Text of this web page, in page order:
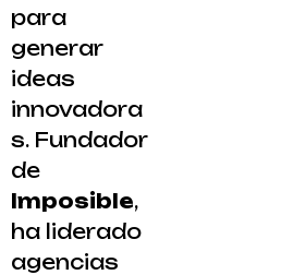
para
generar
ideas
innovadora
s. Fundador
de
Imposible,
ha liderado
agencias